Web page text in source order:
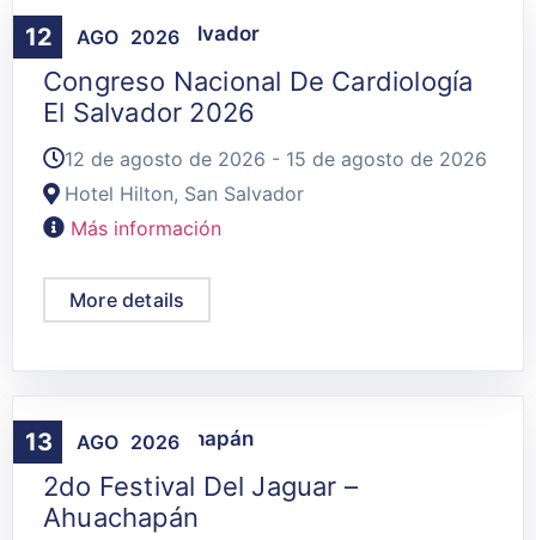
12 AGO 2026
Agenda San Salvador
Congreso Nacional De Cardiología
El Salvador 2026
12 de agosto de 2026 - 15 de agosto de 2026
Hotel Hilton, San Salvador
Más información
More details
13 AGO 2026
Agenda Ahuachapán
2do Festival Del Jaguar –
Ahuachapán